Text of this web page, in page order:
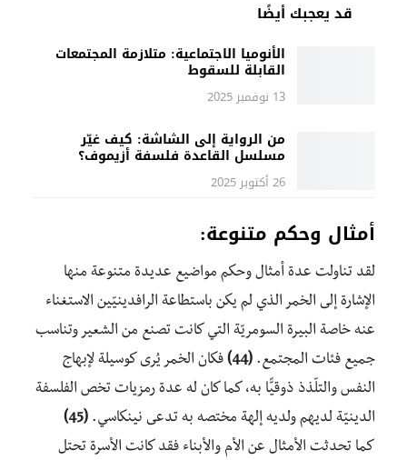
قد يعجبك أيضًا
الأنوميا الاجتماعية: متلازمة المجتمعات
القابلة للسقوط
13 نوفمبر 2025
من الرواية إلى الشاشة: كيف غيّر
مسلسل القاعدة فلسفة أزيموف؟
26 أكتوبر 2025
أمثال وحكم متنوعة:
لقد تناولت عدة أمثال وحكم مواضيع عديدة متنوعة منها
الإشارة إلى الخمر الذي لم يكن باستطاعة الرافدينيّين الاستغناء
عنه خاصة البيرة السومريّة التي كانت تصنع من الشعير وتناسب
جميع فئات المجتمع. (44)
فكان الخمر يُرى كوسيلة لإبهاج
النفس والتلّذذ ذوقيًّا به، كما كان له عدة رمزيات تخص الفلسفة
الدينيّة لديهم ولديه إلهة مختصه به تدعى نينكاسي. (45)
كما تحدثت الأمثال عن الأم والأبناء فقد كانت الأسرة تحتل